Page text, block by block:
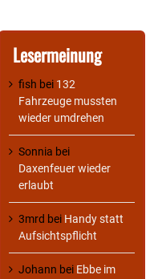
Lesermeinung
fish bei 132
Fahrzeuge mussten
wieder umdrehen
Sonnia bei
Daxenfeuer wieder
erlaubt
3mrd bei Handy statt
Aufsichtspflicht
Johann bei Ebbe im